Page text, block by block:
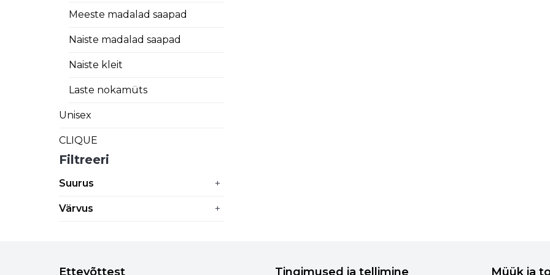
Meeste madalad saapad
Naiste madalad saapad
Naiste kleit
Laste nokamüts
Unisex
CLIQUE
Filtreeri
Suurus +
Värvus +
Ettevõttest Tingimused ja tellimine Müük ja